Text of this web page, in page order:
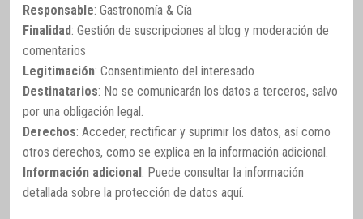
Responsable: Gastronomía & Cía
Finalidad: Gestión de suscripciones al blog y moderación de
comentarios
Legitimación: Consentimiento del interesado
Destinatarios: No se comunicarán los datos a terceros, salvo
por una obligación legal.
Derechos: Acceder, rectificar y suprimir los datos, así como
otros derechos, como se explica en la información adicional.
Información adicional : Puede consultar la información
detallada sobre la protección de datos aquí.